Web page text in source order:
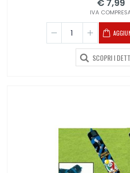
€ 7,99
IVA
SCOPRI I